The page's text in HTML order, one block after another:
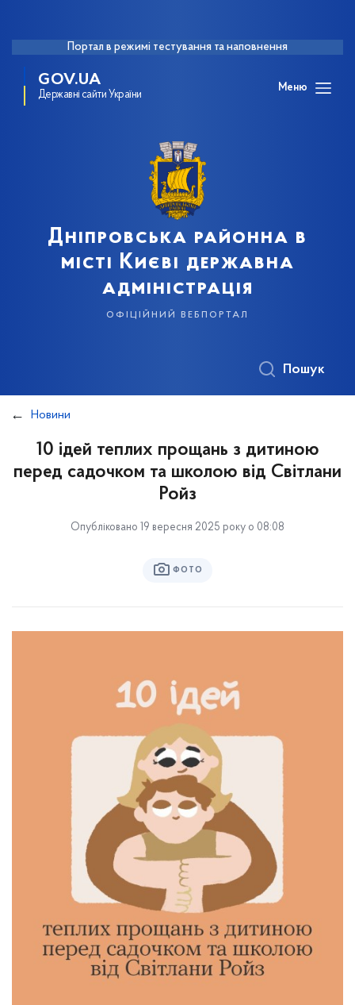
Портал в режимі тестування та наповнення
GOV.UA
Державні сайти України
Меню
Дніпровська районна в
місті Києві державна
адміністрація
офіційний вебпортал
Пошук
Новини
10 ідей теплих прощань з дитиною
перед садочком та школою від Світлани
Ройз
Опубліковано 19 вересня 2025 року о 08:08
ФОТО